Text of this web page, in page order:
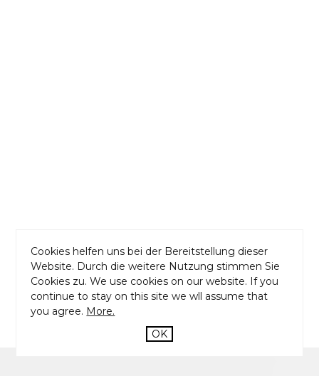
Cookies helfen uns bei der Bereitstellung dieser
Website. Durch die weitere Nutzung stimmen Sie
Cookies zu. We use cookies on our website. If you
continue to stay on this site we wll assume that
you agree. More.
OK